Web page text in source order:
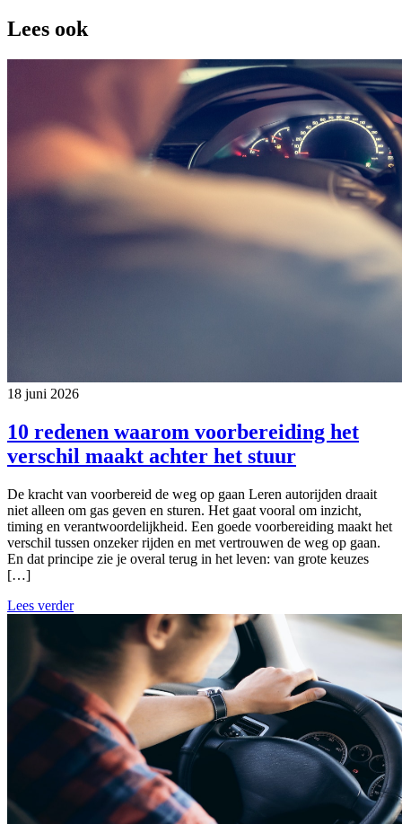
Lees ook
18 juni 2026
10 redenen waarom voorbereiding het
verschil maakt achter het stuur
De kracht van voorbereid de weg op gaan Leren autorijden draait
niet alleen om gas geven en sturen. Het gaat vooral om inzicht,
timing en verantwoordelijkheid. Een goede voorbereiding maakt het
verschil tussen onzeker rijden en met vertrouwen de weg op gaan.
En dat principe zie je overal terug in het leven: van grote keuzes
[…]
Lees verder